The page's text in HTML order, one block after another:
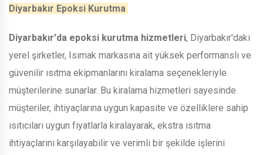
Diyarbakır Epoksi Kurutma
Diyarbakır'da epoksi kurutma hizmetleri, Diyarbakır'daki
yerel şirketler, Isımak markasına ait yüksek performanslı ve
güvenilir ısıtma ekipmanlarını kiralama seçenekleriyle
müşterilerine sunarlar. Bu kiralama hizmetleri sayesinde
müşteriler, ihtiyaçlarına uygun kapasite ve özelliklere sahip
ısıtıcıları uygun fiyatlarla kiralayarak, ekstra ısıtma
ihtiyaçlarını karşılayabilir ve verimli bir şekilde işlerini